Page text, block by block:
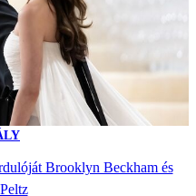
Brooklyn Beckham és